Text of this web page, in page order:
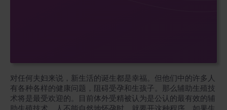
对任何夫妇来说，新生活的诞生都是幸福。但他们中的许多人
有各种各样的健康问题，阻碍受孕和生孩子。那么辅助生殖技
术将是最受欢迎的。目前体外受精被认为是公认的最有效的辅